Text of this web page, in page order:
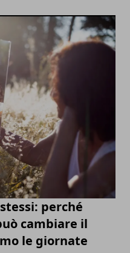
perché
cambiare il
le giornate